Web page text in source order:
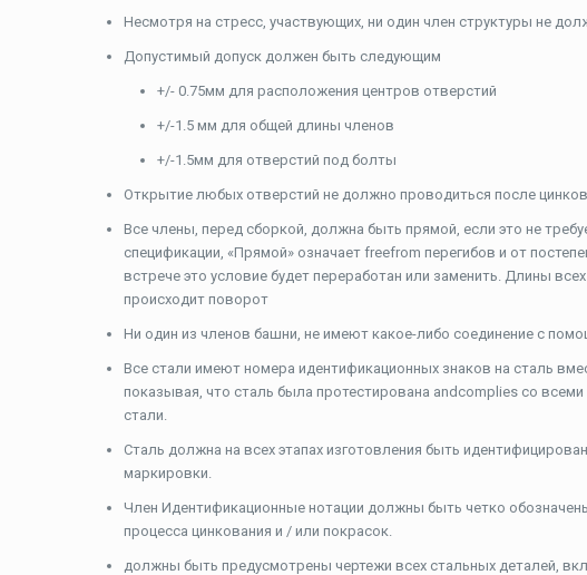
Несмотря на стресс, участвующих, ни один член структуры не
Допустимый допуск должен быть следующим
+/- 0.75мм для расположения центров отверстий
+/-1.5 мм для общей длины членов
+/-1.5мм для отверстий под болты
Открытие любых отверстий не должно проводиться после
Все члены, перед сборкой, должна быть прямой, если это не
спецификации, «Прямой» означает freefrom перегибов и от
встрече это условие будет переработан или заменить. Длины
происходит поворот
Ни один из членов башни, не имеют какое-либо соединение с
Все стали имеют номера идентификационных знаков на сталь
показывая, что сталь была протестирована andcomplies со
стали.
Сталь должна на всех этапах изготовления быть
маркировки.
Член Идентификационные нотации должны быть четко
процесса цинкования и / или покрасок.
должны быть предусмотрены чертежи всех стальных деталей,